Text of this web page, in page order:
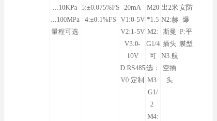
...10KPa
...100MPa
量程可选
5:±0.075%FS
4:±0.1%FS
20mA
V1:0-5V
V2:1-5V
V3:0-
10V
D:RS485
V0:定制
M20
*1.5
M2:
G1/4
可
选：
M3:
G1/
2
M4:
出2米
N2:赫
斯曼
插头
N3:航
空插
头
安防
爆
P:平
膜型